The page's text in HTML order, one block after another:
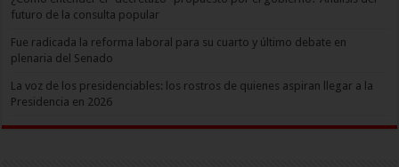
futuro de la consulta popular
Fue radicada la reforma laboral para su cuarto y último debate en
plenaria del Senado
La voz de los presidenciables: los rostros de quienes aspiran llegar a la
Presidencia en 2026